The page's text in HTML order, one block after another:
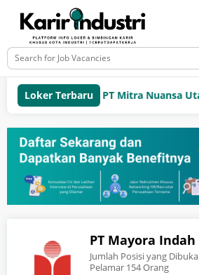
Loker TerbaruPT Mitra Nuansa
PT Mayora Indah
Jumlah Posisi yang
Pelamar 154 Orang